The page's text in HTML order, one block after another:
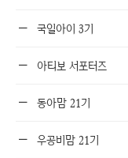
국일아이 3기
아티보 서포터즈
동아맘 21기
우공비맘 21기